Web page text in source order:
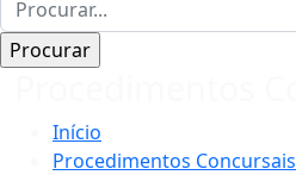
Início
Procedimentos Concursais